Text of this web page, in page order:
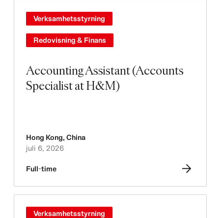
Accounting Assistant (Accounts
Specialist at H&M)
Verksamhetsstyrning
Redovisning & Finans
Hong Kong, China
juli 6, 2026
Full-time
Verksamhetsstyrning